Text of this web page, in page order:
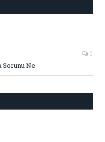
0
Sorunu Ne